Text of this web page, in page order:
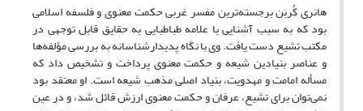
هانری کُربَن برجسته‌ترین مفسر غربی حکمت معنوی و فلسفه اسلامی
بود که به سبب آشنایی با علامه طباطبایی به حقایق قابل توجهی در
مکتب تشیع دست یافت. وی با نگاه پدیدارشناسانه به بررسی مؤلفه‌ها
و عناصر بنیادین شیعه و حکمت معنوی پرداخت و تشخیص داد که
مسأله امامت و مهدویت، بنیاد اصلی مذهب شیعه است. او معتقد بود
نمی‌توان برای تشیع، عرفان و حکمت معنوی ارزش قائل شد، و در عین